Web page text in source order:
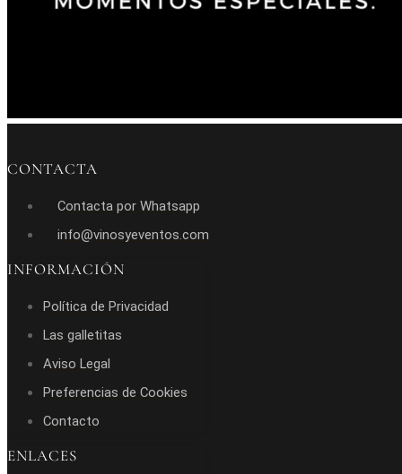
CONTACTA
Contacta por Whatsapp
info@vinosyeventos.com
INFORMACIÓN
Política de Privacidad
Las galletitas
Aviso Legal
Preferencias de Cookies
Contacto
ENLACES